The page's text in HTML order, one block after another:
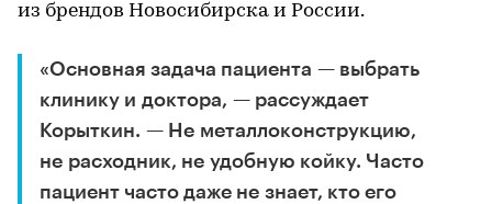
из брендов Новосибирска и России.
«Основная задача пациента — выбрать
клинику и доктора, — рассуждает
Корыткин. — Не металлоконструкцию,
не расходник, не удобную койку. Часто
пациент часто даже не знает, кто его